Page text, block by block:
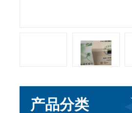
产品分类